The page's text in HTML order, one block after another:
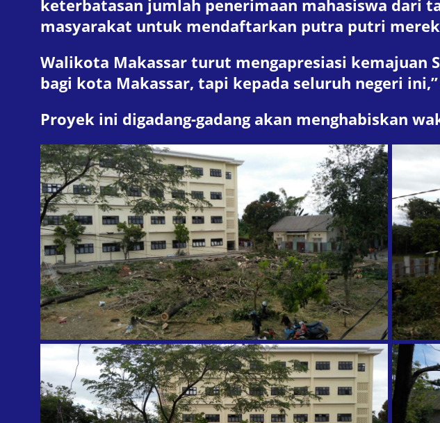
keterbatasan jumlah penerimaan mahasiswa dari
masyarakat untuk mendaftarkan putra putri
Walikota Makassar turut mengapresiasi kemajuan
bagi kota Makassar, tapi kepada seluruh negeri
Proyek ini digadang-gadang akan menghabiskan